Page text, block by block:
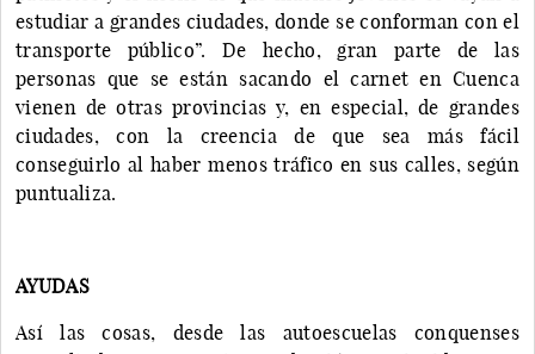
estudiar a grandes ciudades, donde se conforman con el
transporte público”. De hecho, gran parte de las
personas que se están sacando el carnet en Cuenca
vienen de otras provincias y, en especial, de grandes
ciudades, con la creencia de que sea más fácil
conseguirlo al haber menos tráfico en sus calles, según
puntualiza.
AYUDAS
Así las cosas, desde las autoescuelas conquenses